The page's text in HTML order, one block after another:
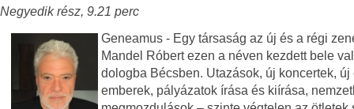
Negyedik rész, 9.21 perc
Geneamus - Egy társaság az új és a régi
Mandel Róbert ezen a néven kezdett bele
dologba Bécsben. Utazások, új koncertek, új
emberek, pályázatok írása és kiírása,